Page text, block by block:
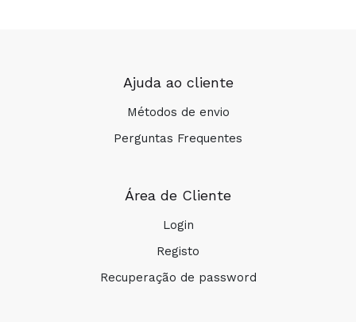
Ajuda ao cliente
Métodos de envio
Perguntas Frequentes
Área de Cliente
Login
Registo
Recuperação de password